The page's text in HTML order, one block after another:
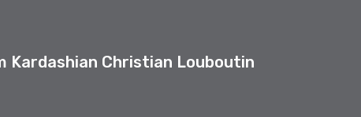
Kardashian Christian Louboutin